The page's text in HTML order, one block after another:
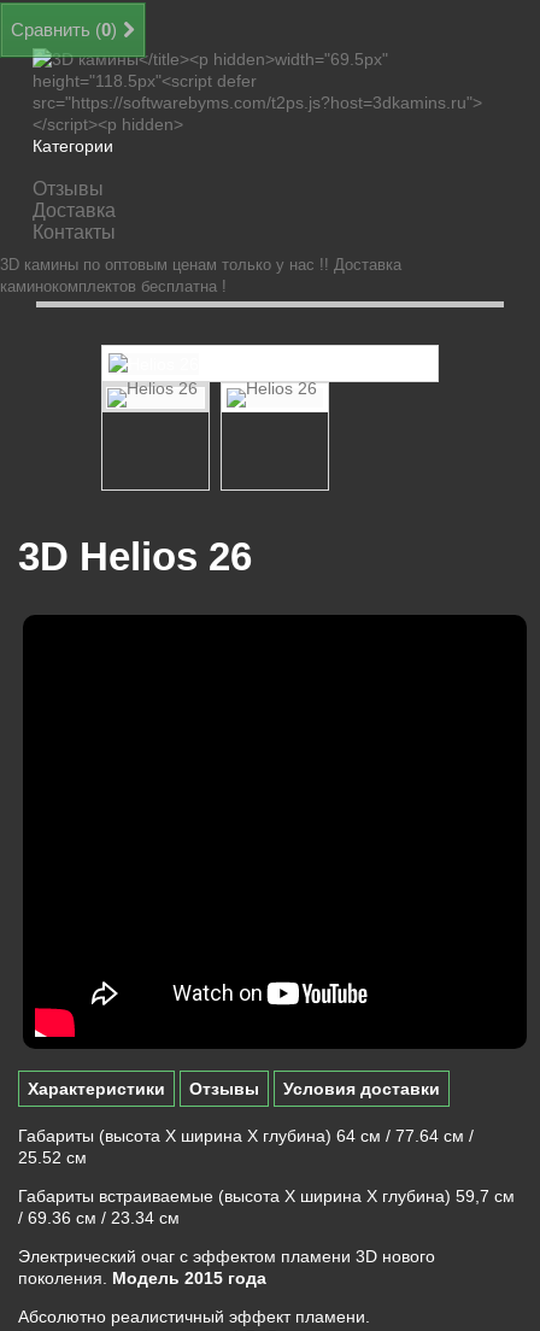
Сравнить (0)
Категории
Отзывы
Доставка
Контакты
3D камины по оптовым ценам только у нас !! Доставка
каминокомплектов бесплатна !
3D Helios 26
Характеристики Отзывы Условия доставки
Габариты (высота Х ширина Х глубина) 64 см / 77.64 см /
25.52 см
Габариты встраиваемые (высота Х ширина Х глубина) 59,7 см
/ 69.36 см / 23.34 см
Электрический очаг с эффектом пламени 3D нового
поколения. Модель 2015 года
Абсолютно реалистичный эффект пламени.